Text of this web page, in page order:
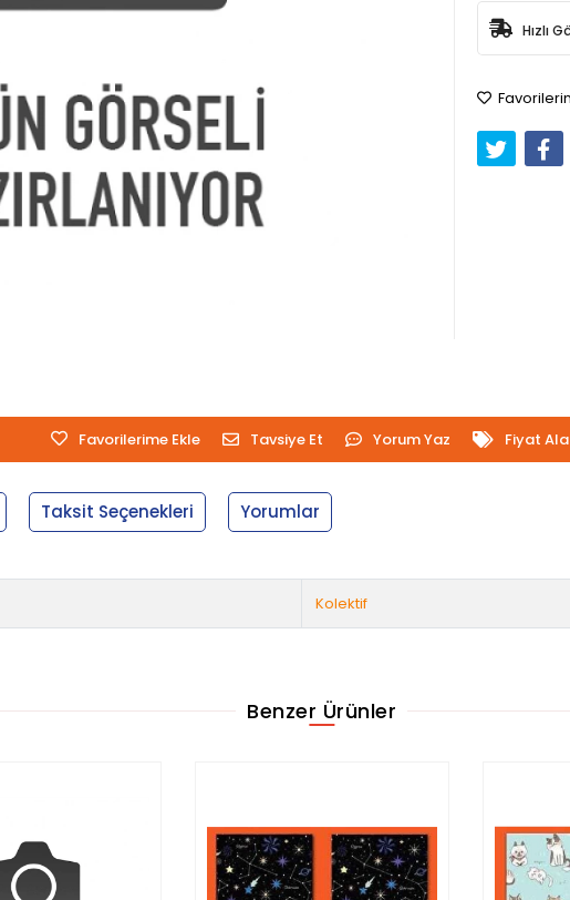
Hızlı
Favorilerime Ekle Tavsiye Et Yorum Yaz Fiyat
Taksit Seçenekleri Yorumlar
Kolektif
Benzer Ürünler